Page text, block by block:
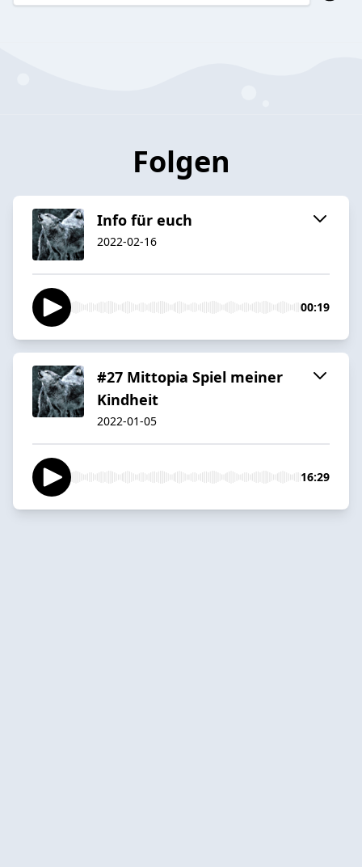
Folgen
Info für euch
2022-02-16
00:19
#27 Mittopia Spiel meiner
Kindheit
2022-01-05
16:29